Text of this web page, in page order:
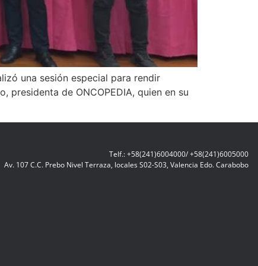
una sesión especial para rendir
presidenta de ONCOPEDIA, quien en su
Telf.: +58(241)6004000/ +58(241)6005000
Av. 107 C.C. Prebo Nivel Terraza, locales S02-S03, Valencia Edo. Carabobo